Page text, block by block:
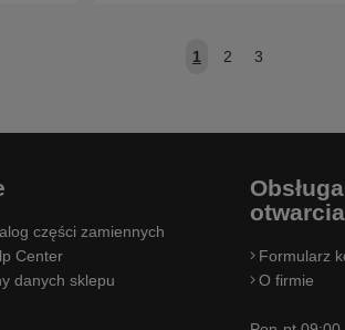
1 2 3
części zamiennych
Center
danych sklepu
otwarcia
Formularz
O firmie